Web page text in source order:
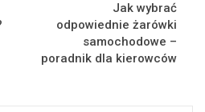
Jak wybrać
odpowiednie żarówki
samochodowe –
poradnik dla kierowców